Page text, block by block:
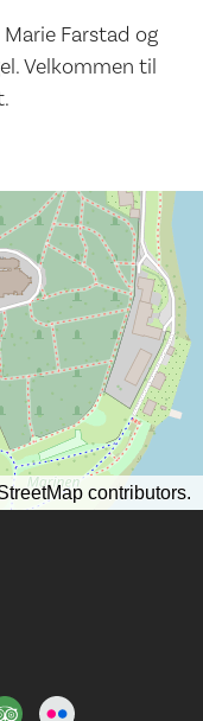
Farstad og
Velkommen til
contributors.